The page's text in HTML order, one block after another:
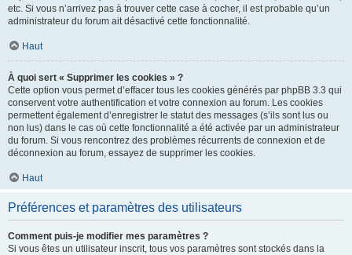
etc. Si vous n’arrivez pas à trouver cette case à cocher, il est probable qu’un
administrateur du forum ait désactivé cette fonctionnalité.
Haut
À quoi sert « Supprimer les cookies » ?
Cette option vous permet d’effacer tous les cookies générés par phpBB 3.3 qui
conservent votre authentification et votre connexion au forum. Les cookies
permettent également d’enregistrer le statut des messages (s’ils sont lus ou
non lus) dans le cas où cette fonctionnalité a été activée par un administrateur
du forum. Si vous rencontrez des problèmes récurrents de connexion et de
déconnexion au forum, essayez de supprimer les cookies.
Haut
Préférences et paramètres des utilisateurs
Comment puis-je modifier mes paramètres ?
Si vous êtes un utilisateur inscrit, tous vos paramètres sont stockés dans la